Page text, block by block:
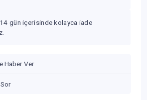
gün içerisinde kolayca iade
Haber Ver
Sor